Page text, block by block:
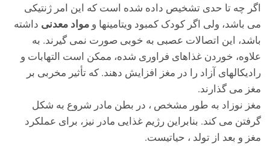
اگر چه تا حدی تشخیص داده شده است که این امر ژنتیکی
می باشد، ولی اگر کودک کمبود ویتامینها و مواد معدنی داشته
باشد، این اتصالات عصبی به خوبی صورت نمی گیرند. به
علاوه، خوردن غذاهای فراوری شده، ممکن است التهابات و
رادیکالهای آزاد را در مغز افزایش دهند. که تأثیر مخربی بر
مغز می گذارند.
مغز نوزاد به طور مشخص ، در بطن مادر شروع به شکل
گرفتن می کند. بنابراین رژیم غذایی مادر نیز، برای عملکرد
مغز و بعد از تولد ، حیاتیست.